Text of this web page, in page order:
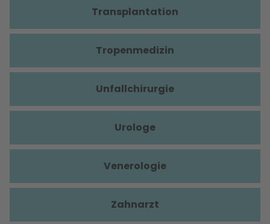
Transplantation
Tropenmedizin
Unfallchirurgie
Urologe
Venerologie
Zahnarzt